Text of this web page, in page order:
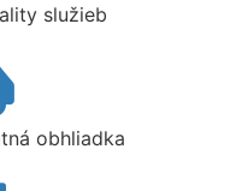
služieb
obhliadka